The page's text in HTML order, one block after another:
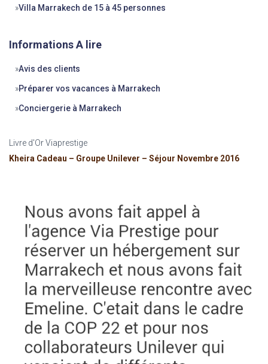
»Villa Marrakech de 15 à 45 personnes
Informations A lire
»Avis des clients
»Préparer vos vacances à Marrakech
»Conciergerie à Marrakech
Livre d'Or Viaprestige
Kheira Cadeau – Groupe Unilever – Séjour Novembre 2016